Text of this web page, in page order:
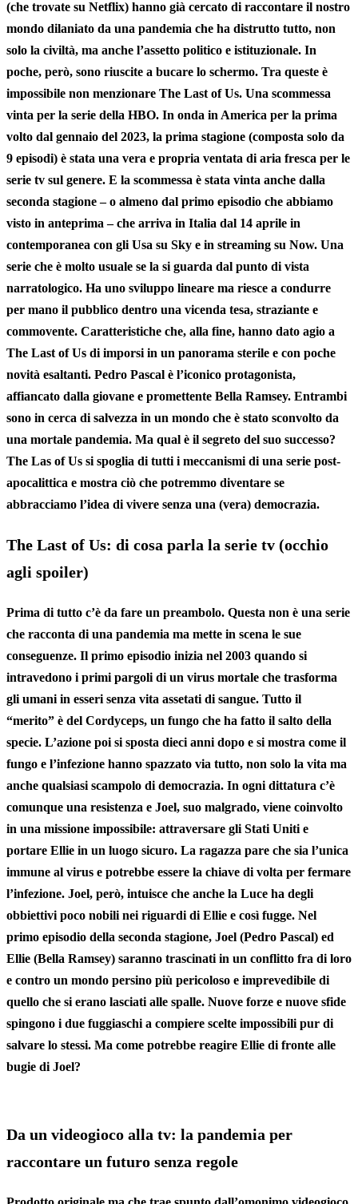
(che trovate su Netflix) hanno già cercato di raccontare il nostro
mondo dilaniato da una pandemia che ha distrutto tutto, non
solo la civiltà, ma anche l’assetto politico e istituzionale. In
poche, però, sono riuscite a bucare lo schermo. Tra queste è
impossibile non menzionare The Last of Us. Una scommessa
vinta per la serie della HBO. In onda in America per la prima
volto dal gennaio del 2023, la prima stagione (composta solo da
9 episodi) è stata una vera e propria ventata di aria fresca per le
serie tv sul genere. E la scommessa è stata vinta anche dalla
seconda stagione – o almeno dal primo episodio che abbiamo
visto in anteprima – che arriva in Italia dal 14 aprile in
contemporanea con gli Usa su Sky e in streaming su Now. Una
serie che è molto usuale se la si guarda dal punto di vista
narratologico. Ha uno sviluppo lineare ma riesce a condurre
per mano il pubblico dentro una vicenda tesa, straziante e
commovente. Caratteristiche che, alla fine, hanno dato agio a
The Last of Us di imporsi in un panorama sterile e con poche
novità esaltanti. Pedro Pascal è l’iconico protagonista,
affiancato dalla giovane e promettente Bella Ramsey. Entrambi
sono in cerca di salvezza in un mondo che è stato sconvolto da
una mortale pandemia. Ma qual è il segreto del suo successo?
The Las of Us si spoglia di tutti i meccanismi di una serie post-
apocalittica e mostra ciò che potremmo diventare se
abbracciamo l’idea di vivere senza una (vera) democrazia.
The Last of Us: di cosa parla la serie tv (occhio
agli spoiler)
Prima di tutto c’è da fare un preambolo. Questa non è una serie
che racconta di una pandemia ma mette in scena le sue
conseguenze. Il primo episodio inizia nel 2003 quando si
intravedono i primi pargoli di un virus mortale che trasforma
gli umani in esseri senza vita assetati di sangue. Tutto il
“merito” è del Cordyceps, un fungo che ha fatto il salto della
specie. L’azione poi si sposta dieci anni dopo e si mostra come il
fungo e l’infezione hanno spazzato via tutto, non solo la vita ma
anche qualsiasi scampolo di democrazia. In ogni dittatura c’è
comunque una resistenza e Joel, suo malgrado, viene coinvolto
in una missione impossibile: attraversare gli Stati Uniti e
portare Ellie in un luogo sicuro. La ragazza pare che sia l’unica
immune al virus e potrebbe essere la chiave di volta per fermare
l’infezione. Joel, però, intuisce che anche la Luce ha degli
obbiettivi poco nobili nei riguardi di Ellie e così fugge. Nel
primo episodio della seconda stagione, Joel (Pedro Pascal) ed
Ellie (Bella Ramsey) saranno trascinati in un conflitto fra di loro
e contro un mondo persino più pericoloso e imprevedibile di
quello che si erano lasciati alle spalle. Nuove forze e nuove sfide
spingono i due fuggiaschi a compiere scelte impossibili pur di
salvare lo stessi. Ma come potrebbe reagire Ellie di fronte alle
bugie di Joel?
Da un videogioco alla tv: la pandemia per
raccontare un futuro senza regole